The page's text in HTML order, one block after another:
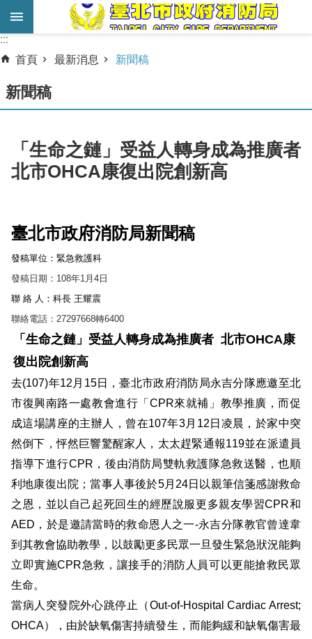
跳到主要內容區塊
進
搜
尋
業
務
服
機
關
簡
介
宣
導
教
育
下
載
專
區
民
力
園
地
政
府
資
訊
公
開
:::
:::
首頁
最新消息 新聞稿
新聞稿
「生命之鏈」受益人轉身成為推廣者
北市OHCA康復出院創新高
臺北市政府消防局新聞稿
發稿單位：緊急救護科
發稿日期： 108年1月 4 日
聯 絡 人：科長 王耀震
聯絡電話： 27297668轉6400
「生命之鏈」受益人轉身成為推廣者 北市OHCA康
復出院創新高
去(107)年12 月 15日，臺北市政府消防局永吉分隊應邀至北
市復興南路一處教會進行「 CPR來就補」教學推廣，而促
成這場講座的主辦人，曾在107年3月 12 日凌晨，於家中突
然倒下，怦然巨響驚醒家人，太太趕緊通報119並在派遣員
指導下進行CPR ，後由消防局雙軌救護隊急救送醫，也順
利地康復出院；當事人事後於5月 24日以親筆信箋感謝救命
之恩，並以自己起死回生的經歷說服更多親友學習CPR和
AED ，於是邀請當時的救命恩人之一-永吉分隊教官曾達韋
到其教會協助教學，以鼓勵更多民眾一旦發生緊急狀況能夠
立即實施CPR急救，讓接手的消防人員可以更能搶救民眾
生命。
當病人突發院外心跳停止（Out-of-Hospital Cardiac Arrest;
OHCA），由於缺氧傷害持續發生，而能夠緩和缺氧傷害最